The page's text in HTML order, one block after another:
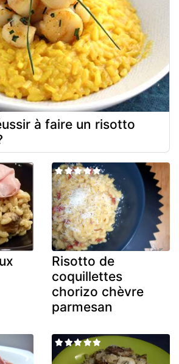
à faire un risotto
Risotto de
coquillettes
chorizo chèvre
parmesan